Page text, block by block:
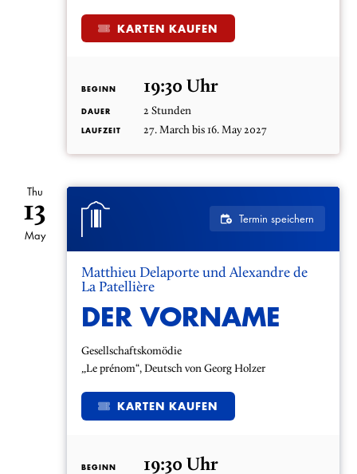
KARTEN KAUFEN
BEGINN 19:30 Uhr
DAUER 2 Stunden
LAUFZEIT 27. March bis 16. May 2027
Thu
13
May
Termin speichern
Matthieu Delaporte und Alexandre de
La Patellière
DER VORNAME
Gesellschaftskomödie
„Le prénom“, Deutsch von Georg Holzer
KARTEN KAUFEN
BEGINN 19:30 Uhr